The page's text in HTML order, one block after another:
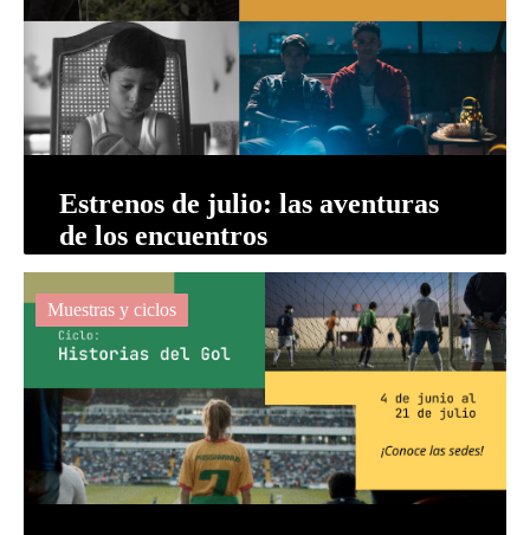
Estrenos de julio: las aventuras
de los encuentros
Muestras y ciclos